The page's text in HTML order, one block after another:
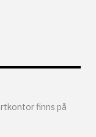
finns på